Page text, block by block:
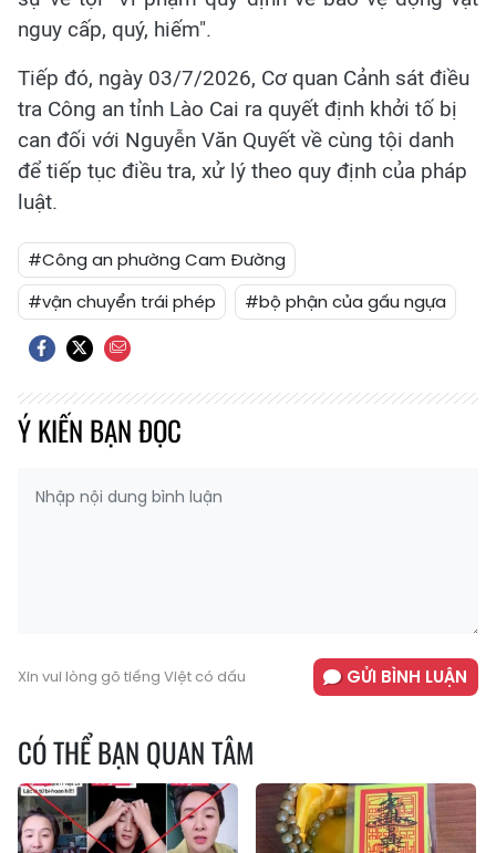
nguy cấp, quý, hiếm".
Tiếp đó, ngày 03/7/2026, Cơ quan Cảnh sát điều
tra Công an tỉnh Lào Cai ra quyết định khởi tố bị
can đối với Nguyễn Văn Quyết về cùng tội danh
để tiếp tục điều tra, xử lý theo quy định của pháp
luật.
#Công an phường Cam Đường
#vận chuyển trái phép
#bộ phận của gấu ngựa
Ý KIẾN BẠN ĐỌC
Xin vui lòng gõ tiếng Việt có dấu GỬI BÌNH LUẬN
CÓ THỂ BẠN QUAN TÂM